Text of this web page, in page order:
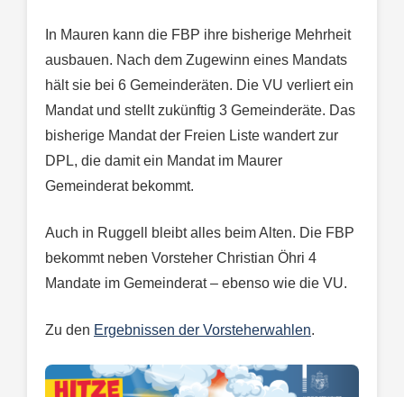
In Mauren kann die FBP ihre bisherige Mehrheit
ausbauen. Nach dem Zugewinn eines Mandats
hält sie bei 6 Gemeinderäten. Die VU verliert ein
Mandat und stellt zukünftig 3 Gemeinderäte. Das
bisherige Mandat der Freien Liste wandert zur
DPL, die damit ein Mandat im Maurer
Gemeinderat bekommt.
Auch in Ruggell bleibt alles beim Alten. Die FBP
bekommt neben Vorsteher Christian Öhri 4
Mandate im Gemeinderat – ebenso wie die VU.
Zu den Ergebnissen der Vorsteherwahlen.